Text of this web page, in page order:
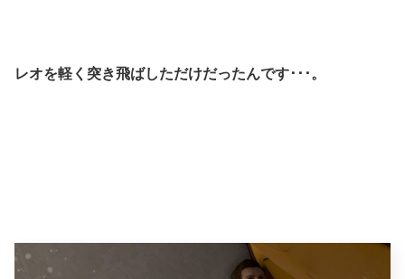
レオを軽く突き飛ばしただけだったんです･･･。